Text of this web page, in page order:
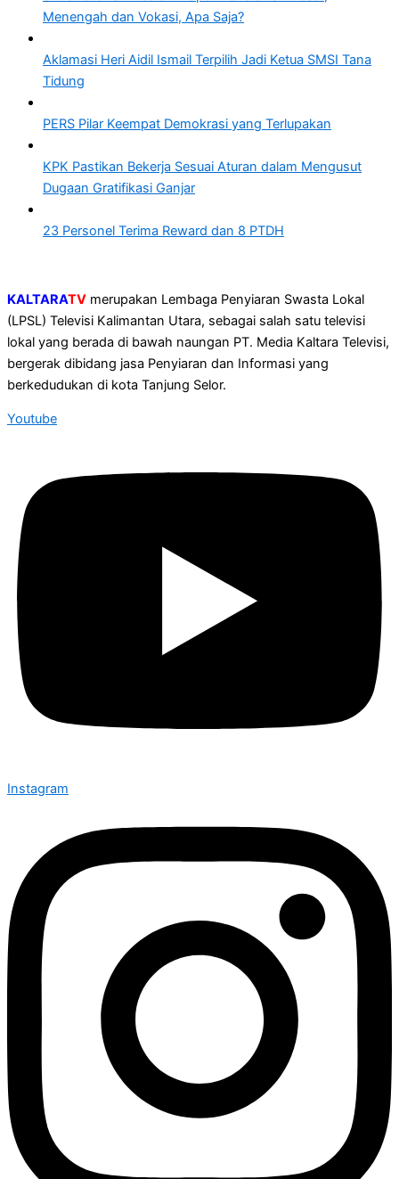
Menengah dan Vokasi, Apa Saja?
Aklamasi Heri Aidil Ismail Terpilih Jadi Ketua SMSI Tana
Tidung
PERS Pilar Keempat Demokrasi yang Terlupakan
KPK Pastikan Bekerja Sesuai Aturan dalam Mengusut
Dugaan Gratifikasi Ganjar
23 Personel Terima Reward dan 8 PTDH
KALTARATV merupakan Lembaga Penyiaran Swasta Lokal
(LPSL) Televisi Kalimantan Utara, sebagai salah satu televisi
lokal yang berada di bawah naungan PT. Media Kaltara Televisi,
bergerak dibidang jasa Penyiaran dan Informasi yang
berkedudukan di kota Tanjung Selor.
Youtube
Instagram